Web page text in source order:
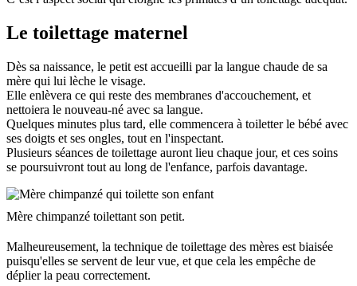
Le toilettage maternel
Dès sa naissance, le petit est accueilli par la langue chaude de sa
mère qui lui lèche le visage.
Elle enlèvera ce qui reste des membranes d'accouchement, et
nettoiera le nouveau-né avec sa langue.
Quelques minutes plus tard, elle commencera à toiletter le bébé avec
ses doigts et ses ongles, tout en l'inspectant.
Plusieurs séances de toilettage auront lieu chaque jour, et ces soins
se poursuivront tout au long de l'enfance, parfois davantage.
Mère chimpanzé toilettant son petit.
Malheureusement, la technique de toilettage des mères est biaisée
puisqu'elles se servent de leur vue, et que cela les empêche de
déplier la peau correctement.